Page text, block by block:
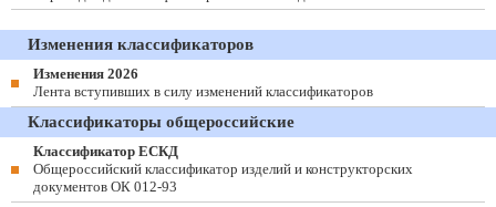
Изменения классификаторов
Изменения 2026
Лента вступивших в силу изменений классификаторов
Классификаторы общероссийские
Классификатор ЕСКД
Общероссийский классификатор изделий и конструкторских
документов ОК 012-93